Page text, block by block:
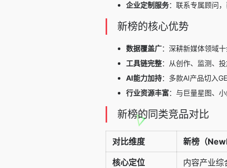
企业定制服务：联系专属顾问
新榜的核心优势
数据覆盖广：深耕新媒体领域
工具链完整：从创作、监测、
AI能力加持：多款AI产品切入
行业资源丰富：与巨量星图、
新榜的同类竞品对比
对比维度 新榜（
核心定位 内容产业综